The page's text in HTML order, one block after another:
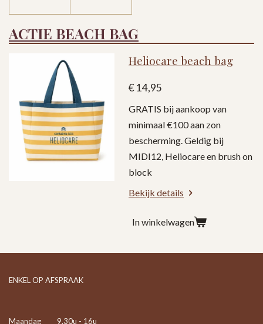
ACTIE BEACH BAG
Heliocare beach bag
€ 14,95
GRATIS bij aankoop van
minimaal €100 aan zon
bescherming. Geldig bij
MIDI12, Heliocare en brush on
block
Bekijk details
In winkelwagen
ENKEL OP AFSPRAAK
Maandag 9.30u - 16u